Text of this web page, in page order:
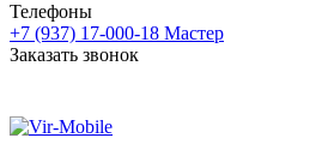
Телефоны
+7 (937) 17-000-18 Мастер
Заказать звонок